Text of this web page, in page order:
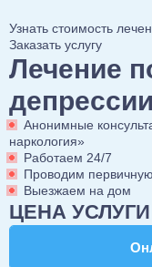
Вывод из запоя
Вывод из
Капельница от
Детокс
Вызов
Детоксикация
Срочный вывод
Экстренное
Вытрезвление
Снятие ломки
Кодирование
УБОД
Нарколог на
Консультация
Алкоголизм
Лечение
Лечение
Лечение
Лечение
Кодирование
Кодирование от
Кодирование
Двойной блок
Похмелье
Лечение
Психиатрия
Лечение
Анонимные
наркология»
Работаем 24/7
Проводим
Выезжаем на дом
ЦЕНА УСЛУГИ
Узнать стоимость
Заказать услугу